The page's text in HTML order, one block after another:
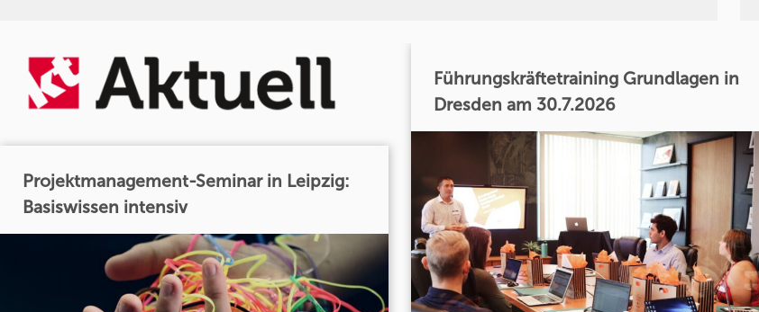
Projektmanagement-Seminar in Leipzig:
Basiswissen intensiv
Führungskräftetraining Grundlagen in
Dresden am 30.7.2026